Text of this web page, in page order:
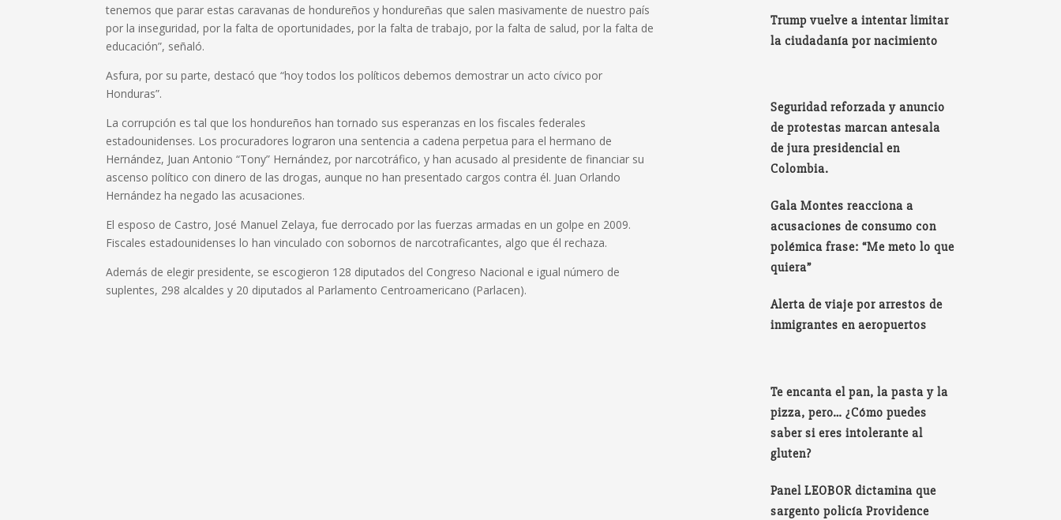
tenemos que parar estas caravanas de hondureños y hondureñas que salen masivamente de nuestro país
por la inseguridad, por la falta de oportunidades, por la falta de trabajo, por la falta de salud, por la falta de
educación”, señaló.
Asfura, por su parte, destacó que “hoy todos los políticos debemos demostrar un acto cívico por
Honduras”.
La corrupción es tal que los hondureños han tornado sus esperanzas en los fiscales federales
estadounidenses. Los procuradores lograron una sentencia a cadena perpetua para el hermano de
Hernández, Juan Antonio “Tony” Hernández, por narcotráfico, y han acusado al presidente de financiar su
ascenso político con dinero de las drogas, aunque no han presentado cargos contra él. Juan Orlando
Hernández ha negado las acusaciones.
El esposo de Castro, José Manuel Zelaya, fue derrocado por las fuerzas armadas en un golpe en 2009.
Fiscales estadounidenses lo han vinculado con sobornos de narcotraficantes, algo que él rechaza.
Además de elegir presidente, se escogieron 128 diputados del Congreso Nacional e igual número de
suplentes, 298 alcaldes y 20 diputados al Parlamento Centroamericano (Parlacen).
Trump vuelve a intentar limitar
la ciudadanía por nacimiento
Seguridad reforzada y anuncio
de protestas marcan antesala
de jura presidencial en
Colombia.
Gala Montes reacciona a
acusaciones de consumo con
polémica frase: “Me meto lo que
quiera”
Alerta de viaje por arrestos de
inmigrantes en aeropuertos
Te encanta el pan, la pasta y la
pizza, pero… ¿Cómo puedes
saber si eres intolerante al
gluten?
Panel LEOBOR dictamina que
sargento policía Providence